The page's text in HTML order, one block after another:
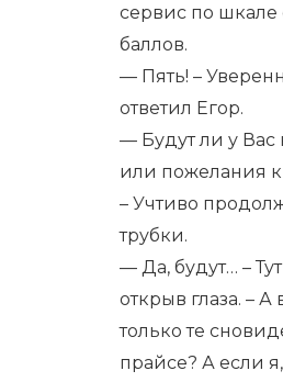
сервис по шкале
баллов.
— Пять! –
ответил Егор.
— Будут ли у Вас
или пожелания
– Учтиво
трубки.
— Да, будут… –
открыв глаза. – А
только те
прайсе? А если